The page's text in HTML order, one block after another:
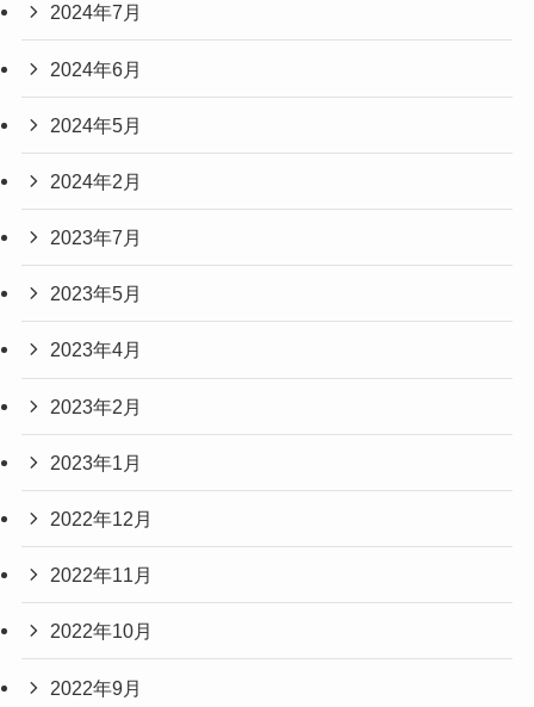
2024年7月
2024年6月
2024年5月
2024年2月
2023年7月
2023年5月
2023年4月
2023年2月
2023年1月
2022年12月
2022年11月
2022年10月
2022年9月